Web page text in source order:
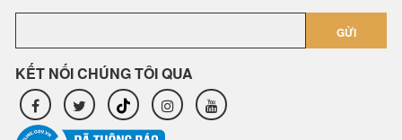
GỬI
KẾT NỐI CHÚNG TÔI QUA